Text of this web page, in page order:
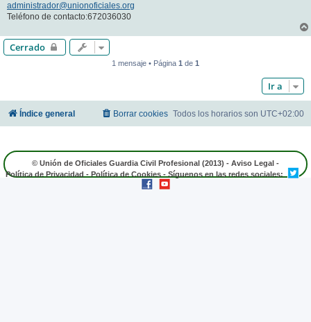
administrador@unionoficiales.org
Teléfono de contacto:672036030
Cerrado
1 mensaje • Página 1 de 1
Ir a
Índice general Todos los horarios son UTC+02:00
Borrar cookies
© Unión de Oficiales Guardia Civil Profesional (2013) - Aviso Legal -
Política de Privacidad - Política de Cookies - Síguenos en las redes sociales: